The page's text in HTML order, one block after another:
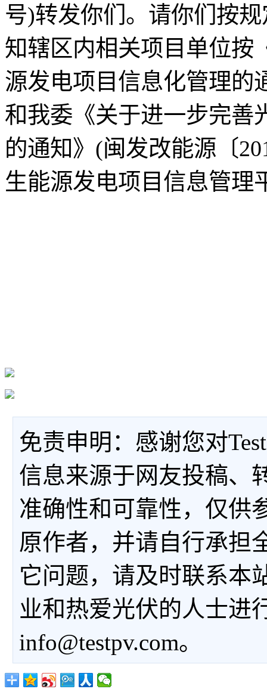
号)转发你们。请你们按
知辖区内相关项目单位按
源发电项目信息化管理的
和我委《关于进一步完善
的通知》(闽发改能源〔
生能源发电项目信息管理
免责申明：感谢您对
信息来源于网友投稿、
准确性和可靠性，仅供
原作者，并请自行承担
它问题，请及时联系本
业和热爱光伏的人士进
info@testpv.com。